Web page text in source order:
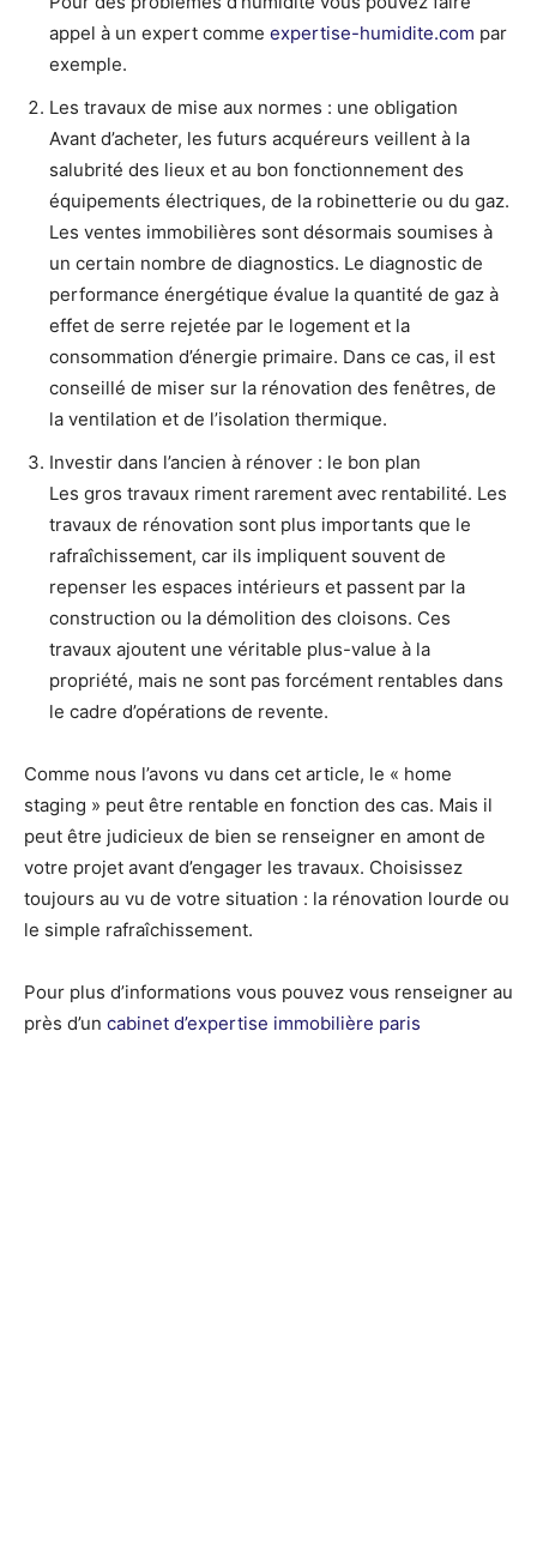
appel à un expert comme expertise-humidite.com par
exemple.
Les travaux de mise aux normes : une obligation
Avant d’acheter, les futurs acquéreurs veillent à la
salubrité des lieux et au bon fonctionnement des
équipements électriques, de la robinetterie ou du gaz.
Les ventes immobilières sont désormais soumises à
un certain nombre de diagnostics. Le diagnostic de
performance énergétique évalue la quantité de gaz à
effet de serre rejetée par le logement et la
consommation d’énergie primaire. Dans ce cas, il est
conseillé de miser sur la rénovation des fenêtres, de
la ventilation et de l’isolation thermique.
Investir dans l’ancien à rénover : le bon plan
Les gros travaux riment rarement avec rentabilité. Les
travaux de rénovation sont plus importants que le
rafraîchissement, car ils impliquent souvent de
repenser les espaces intérieurs et passent par la
construction ou la démolition des cloisons. Ces
travaux ajoutent une véritable plus-value à la
propriété, mais ne sont pas forcément rentables dans
le cadre d’opérations de revente.
Comme nous l’avons vu dans cet article, le « home
staging » peut être rentable en fonction des cas. Mais il
peut être judicieux de bien se renseigner en amont de
votre projet avant d’engager les travaux. Choisissez
toujours au vu de votre situation : la rénovation lourde ou
le simple rafraîchissement.
Pour plus d’informations vous pouvez vous renseigner au
près d’un cabinet d’expertise immobilière paris